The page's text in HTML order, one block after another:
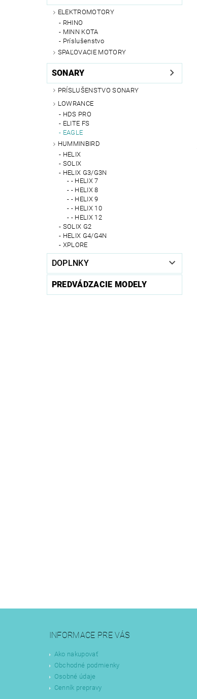
ELEKTROMOTORY
RHINO
MINN KOTA
Príslušenstvo
SPAĽOVACIE MOTORY
SONARY
PRÍSLUŠENSTVO SONARY
LOWRANCE
HDS PRO
ELITE FS
EAGLE
HUMMINBIRD
HELIX
SOLIX
HELIX G3/G3N
- HELIX 7
- HELIX 8
- HELIX 9
- HELIX 10
- HELIX 12
SOLIX G2
HELIX G4/G4N
XPLORE
DOPLNKY
PREDVÁDZACIE MODELY
INFORMACE PRE VÁS
Ako nakupovať
Obchodné podmienky
Osobné údaje
Cenník prepravy